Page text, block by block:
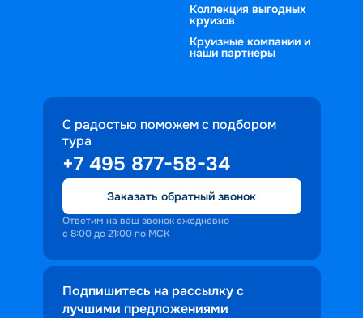
Коллекция выгодных
круизов
Круизные компании и
наши партнеры
С радостью поможем с подбором
тура
+7 495 877-58-34
Заказать обратный звонок
Ответим на ваш звонок ежедневно
с 8:00 до 21:00 по МСК
Подпишитесь на рассылку с
лучшими предложениями